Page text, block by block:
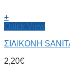
+
Quick View
ΣΙΛΙΚΟΝΗ
2,20€